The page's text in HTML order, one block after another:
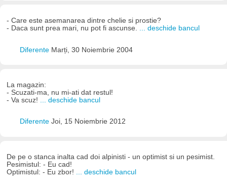
- Care este asemanarea dintre chelie si prostie?
- Daca sunt prea mari, nu pot fi ascunse. ... deschide bancul
Diferente Marți, 30 Noiembrie 2004
La magazin:
- Scuzati-ma, nu mi-ati dat restul!
- Va scuz! ... deschide bancul
Diferente Joi, 15 Noiembrie 2012
De pe o stanca inalta cad doi alpinisti - un optimist si un pesimist.
Pesimistul: - Eu cad!
Optimistul: - Eu zbor!
... deschide bancul